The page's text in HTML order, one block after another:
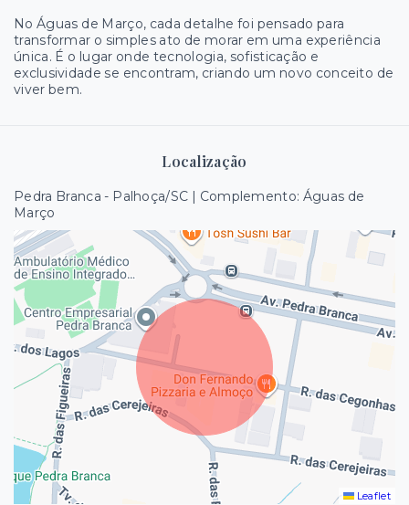
No Águas de Março, cada detalhe foi pensado para
transformar o simples ato de morar em uma experiência
única. É o lugar onde tecnologia, sofisticação e
exclusividade se encontram, criando um novo conceito de
viver bem.
Localização
Pedra Branca - Palhoça/SC | Complemento: Águas de
Março
Leaflet